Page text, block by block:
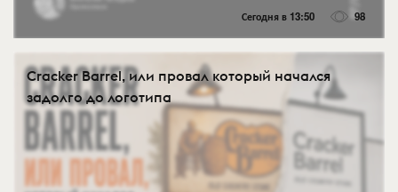
Сегодня в 13:50 98
Cracker Barrel, или провал который начался
задолго до логотипа